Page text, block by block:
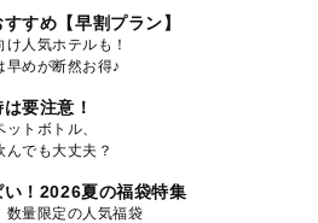
すめ【早割プラン】
け人気ホテルも！
早めが断然お得♪
要注意！
トボトル、
んでも大丈夫？
い！2026夏の福袋特集
数量限定の人気福袋